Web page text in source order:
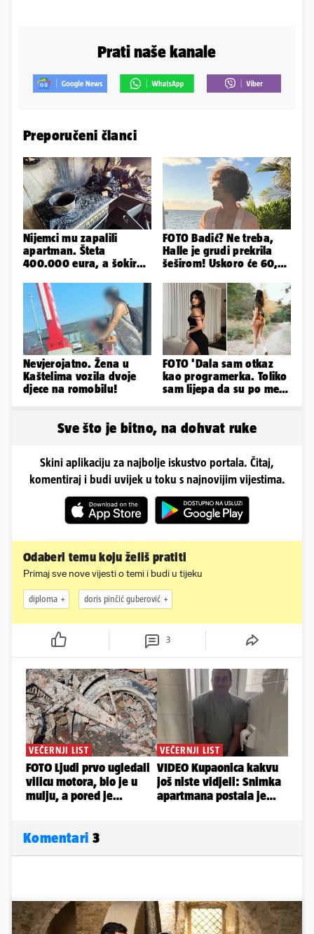
Prati naše kanale
Preporučeni članci
Nijemci mu zapalili
apartman. Šteta
400.000 eura, a šokirao
FOTO Badić? Ne treba,
Halle je grudi prekrila
šeširom! Uskoro će 60,
Nevjerojatno. Žena u
Kaštelima vozila dvoje
djece na romobilu!
FOTO 'Dala sam otkaz
kao programerka. Toliko
sam lijepa da su po meni
Sve što je bitno, na dohvat ruke
Skini aplikaciju za najbolje iskustvo portala. Čitaj,
komentiraj i budi uvijek u toku s najnovijim vijestima.
Odaberi temu koju želiš pratiti
Primaj sve nove vijesti o temi i budi u tijeku
diploma doris pinčić guberović
3
Komentari 3